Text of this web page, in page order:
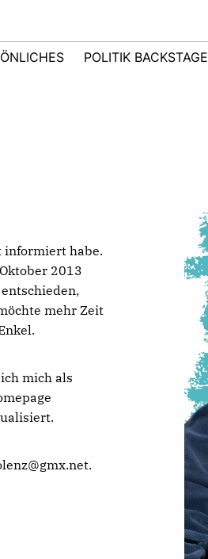
POLITIK BACKSTAGE
informiert habe.
2013
mehr Zeit
mich als